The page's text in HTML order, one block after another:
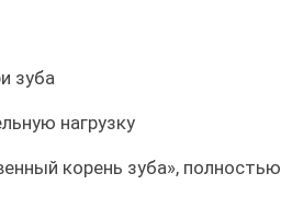
зуба
нагрузку
корень зуба», полностью